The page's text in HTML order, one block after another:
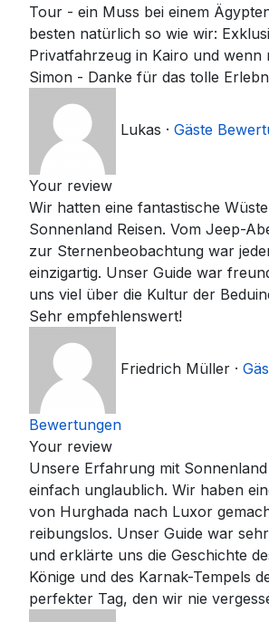
Tour - ein Muss bei einem
besten natürlich so wie wir:
Privatfahrzeug in Kairo und wenn
Simon - Danke für das tolle
Lukas · Gäste
Your review
Wir hatten eine fantastische
Sonnenland Reisen. Vom Jeep-
zur Sternenbeobachtung war
einzigartig. Unser Guide war
uns viel über die Kultur der
Sehr empfehlenswert!
Friedrich Müller ·
Bewertungen
Your review
Unsere Erfahrung mit
einfach unglaublich. Wir haben
von Hurghada nach Luxor
reibungslos. Unser Guide war
und erklärte uns die Geschichte
Könige und des Karnak-Tempels
perfekter Tag, den wir nie